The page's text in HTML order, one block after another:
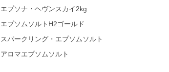
エプソナ・ヘヴンスカイ2kg
エプソムソルトH2ゴールド
スパークリング・エプソムソルト
アロマエプソムソルト